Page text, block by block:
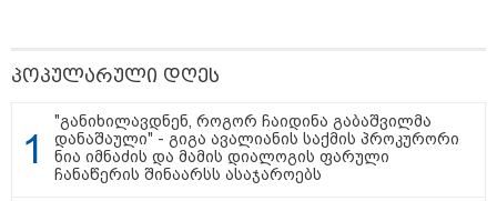
მიმოწერის "სქრინებს" ავრცელებს
"ეს ის ადგილია, საიდანაც
გუშინდელი ვიდეო ვირუსულად
პოპულარული დღეს
"განიხილავდნენ, როგორ ჩაიდინა გაბაშვილმა
დანაშაული" - გიგა ავალიანის საქმის პროკურორი
ნია იმნაძის და მამის დიალოგის ფარული
ჩანაწერის შინაარსს ასაჯაროებს